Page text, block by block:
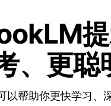
、更聪
帮助你更快学习、